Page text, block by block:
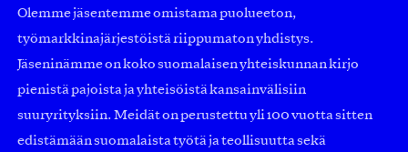
Olemme jäsentemme omistama puolueeton,
työmarkkinajärjestöistä riippumaton yhdistys.
Jäseninämme on koko suomalaisen yhteiskunnan kirjo
pienistä pajoista ja yhteisöistä kansainvälisiin
suuryrityksiin. Meidät on perustettu yli 100 vuotta sitten
edistämään suomalaista työtä ja teollisuutta sekä